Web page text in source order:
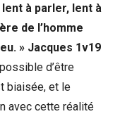
à parler, lent à
de l’homme
» Jacques 1v19
d’être
biaisée, et le
avec cette réalité